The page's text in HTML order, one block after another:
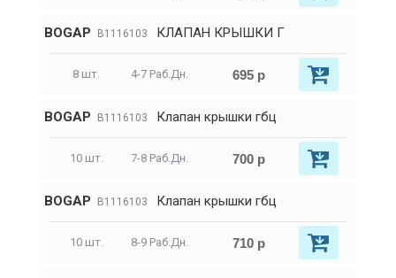
BOGAP B1116103 КЛАПАН КРЫШКИ Г
8 шт. 4-7 Раб.Дн. 695 р
BOGAP B1116103 Клапан крышки гбц
10 шт. 7-8 Раб.Дн. 700 р
BOGAP B1116103 Клапан крышки гбц
10 шт. 8-9 Раб.Дн. 710 р